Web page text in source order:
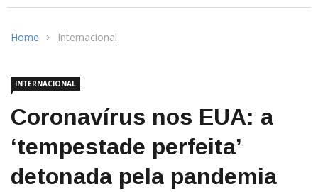
Home Internacional
INTERNACIONAL
Coronavírus nos EUA: a
‘tempestade perfeita’
detonada pela pandemia